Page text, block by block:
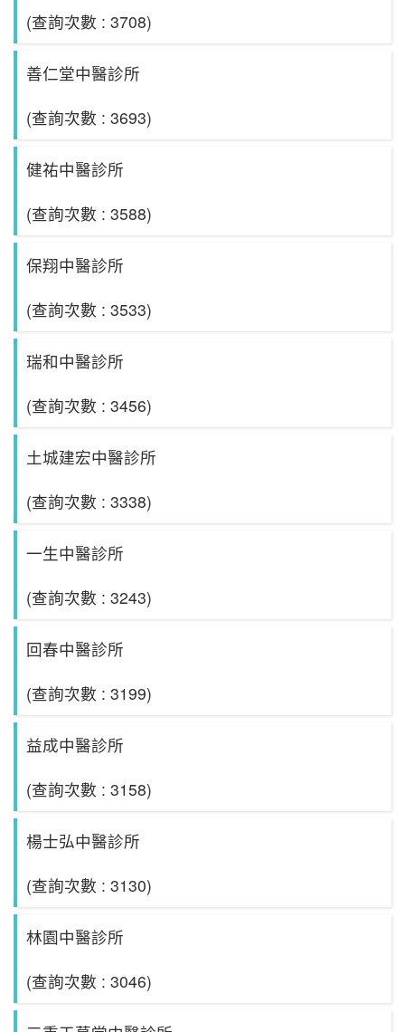
(查詢次數 : 3708)
善仁堂中醫診所
(查詢次數 : 3693)
健祐中醫診所
(查詢次數 : 3588)
保翔中醫診所
(查詢次數 : 3533)
瑞和中醫診所
(查詢次數 : 3456)
土城建宏中醫診所
(查詢次數 : 3338)
一生中醫診所
(查詢次數 : 3243)
回春中醫診所
(查詢次數 : 3199)
益成中醫診所
(查詢次數 : 3158)
楊士弘中醫診所
(查詢次數 : 3130)
林園中醫診所
(查詢次數 : 3046)